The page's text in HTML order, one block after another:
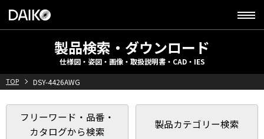
製品検索・ダウンロード
仕様図・姿図・画像・取扱説明書・CAD・IES
TOP DSY-4426AWG
フリーワード・品番・
カタログから検索
製品カテゴリー検索